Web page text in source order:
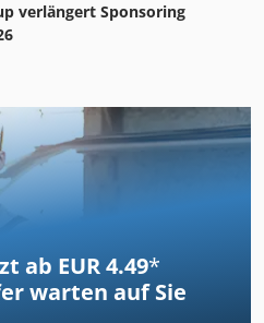
verlängert Sponsoring
ab EUR 4.49*
warten auf Sie